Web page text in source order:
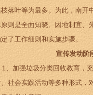
落叶等为最多。为此，南开
则是全面知晓、因地制宜、
了工作细则和实施步骤。
宣传发动阶
、加强垃圾分类回收教育，
社会实践活动等多种形式，